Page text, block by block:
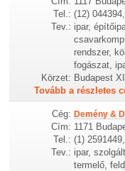
Tel.: (12)
Tev.: ipar,
rendszer,
fogászat,
Körzet: Budapest
Tovább a részletes
Cég: Demény &
Cím: 1171
Tel.: (1)
Tev.: ipar,
termelő,